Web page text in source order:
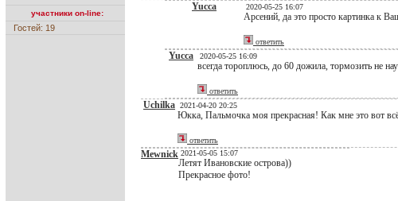
участники on-line:
Гостей: 19
Yucca 2020-05-25 16:07
Арсений, да это просто картинка к
ответить
Yucca 2020-05-25 16:09
всегда тороплюсь, до 60 дожила, тормозить не
ответить
Uchilka 2021-04-20 20:25
Юкка, Пальмочка моя прекрасная! Как мне это вот
ответить
Mewnick 2021-05-05 15:07
Летят Ивановские острова))
Прекрасное фото!